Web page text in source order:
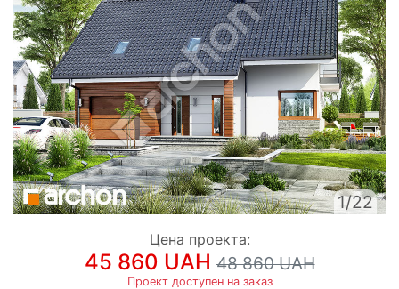
1/22
Цена проекта:
45 860 UAH48 860 UAH
Проект доступен на заказ